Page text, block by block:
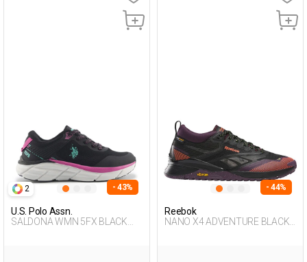
2 - 43%
U.S. Polo Assn.
SALDONA WMN 5FX BLACK
- 44%
Reebok
NANO X4 ADVENTURE BLACK